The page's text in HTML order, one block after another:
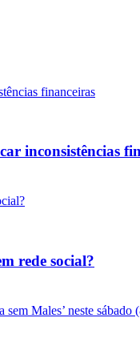
inconsistências
rede social?